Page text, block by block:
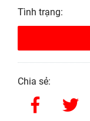
Tình trạng:
Chia sẻ: